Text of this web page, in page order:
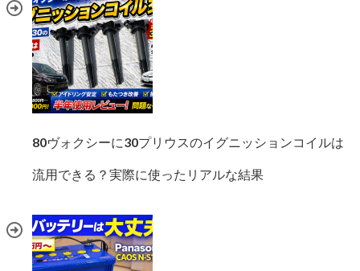
80ヴォクシーに30プリウスのイグニッションコイルは
流用できる？実際に使ったリアルな結果